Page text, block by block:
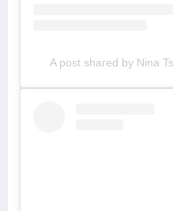
A post shared by Nina